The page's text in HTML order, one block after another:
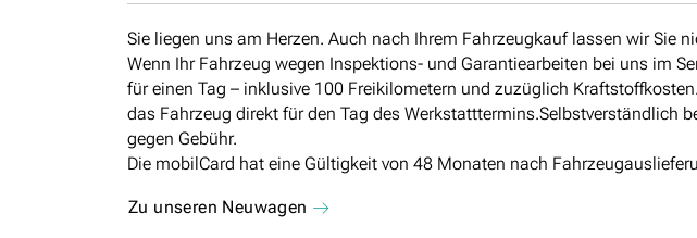
Sie liegen uns am Herzen. Auch nach Ihrem Fahrzeugkauf lassen wir Sie
Wenn Ihr Fahrzeug wegen Inspektions- und Garantiearbeiten bei uns im
für einen Tag – inklusive 100 Freikilometern und zuzüglich
das Fahrzeug direkt für den Tag des Werkstatttermins.Selbstverständlich
gegen Gebühr.
Die mobilCard hat eine Gültigkeit von 48 Monaten nach
Zu unseren Neuwagen